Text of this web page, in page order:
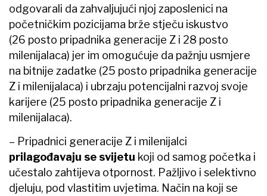
odgovarali da zahvaljujući njoj zaposlenici na
početničkim pozicijama brže stječu iskustvo
(26 posto pripadnika generacije Z i 28 posto
milenijalaca) jer im omogućuje da pažnju usmjere
na bitnije zadatke (25 posto pripadnika generacije
Z i milenijalaca) i ubrzaju potencijalni razvoj svoje
karijere (25 posto pripadnika generacije Z i
milenijalaca).
– Pripadnici generacije Z i milenijalci
prilagođavaju se svijetu koji od samog početka i
učestalo zahtijeva otpornost. Pažljivo i selektivno
djeluju, pod vlastitim uvjetima. Način na koji se